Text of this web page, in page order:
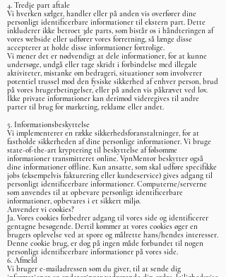
4. Tredje part aftale
Vi hverken sælger, handler eller på anden vis overfører dine
personligt identificerbare informationer til ekstern part. Dette
inkluderer ikke betroet 3de parts, som bistår os i håndteringen af
vores webside eller udfører vores forretning, så længe disse
accepterer at holde disse informationer fortrolige.
Vi mener det er nødvendigt at dele informationer, for at kunne
undersøge, undgå eller tage skridt i forbindelse med illegale
aktiviteter, mistanke om bedrageri, situationer som involverer
potentiel trussel mod den fysiske sikkerhed af enhver person, brud
på vores brugerbetingelser, eller på anden vis påkrævet ved lov.
Ikke private informationer kan derimod videregives til andre
parter til brug for marketing, reklame eller andet.
5. Informationsbeskyttelse
Vi implementerer en række sikkerhedsforanstaltninger, for at
fastholde sikkerheden af dine personlige informationer. Vi bruge
state-of-the-art kryptering til beskyttelse af følsomme
informationer transmitteret online. VpnMentor beskytter også
dine informationer offline. Kun ansatte, som skal udføre specifikke
jobs (eksempelvis fakturering eller kundeservice) gives adgang til
personligt identificerbare informationer. Computerne/serverne
som anvendes til at opbevare personligt identificerbare
informationer, opbevares i et sikkert miljø.
Anvender vi cookies?
Ja. Vores cookies forbedrer adgang til vores side og identificerer
gentagne besøgende. Dertil kommer at vores cookies øger en
brugers oplevelse ved at spore og målrette hans/hendes interesser.
Denne cookie brug, er dog på ingen måde forbundet til nogen
personligt identificerbare informationer på vores side.
6. Afmeld
Vi bruger e-mailadressen som du giver, til at sende dig